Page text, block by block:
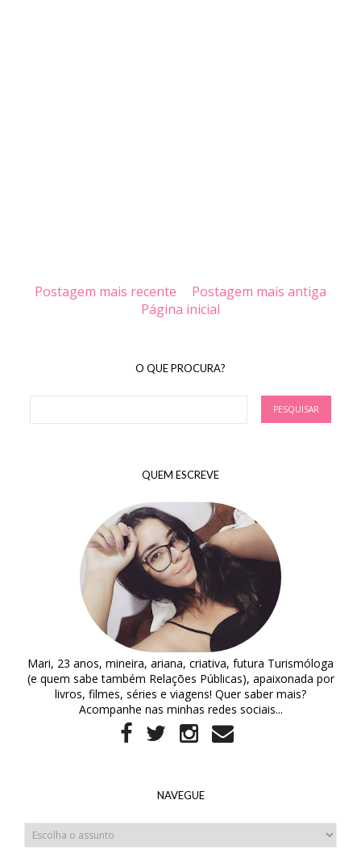
Postagem mais recente
Postagem mais antiga
Página inicial
O QUE PROCURA?
QUEM ESCREVE
Mari, 23 anos, mineira, ariana, criativa, futura Turismóloga
(e quem sabe também Relações Públicas), apaixonada por
livros, filmes, séries e viagens! Quer saber mais?
Acompanhe nas minhas redes sociais...
NAVEGUE